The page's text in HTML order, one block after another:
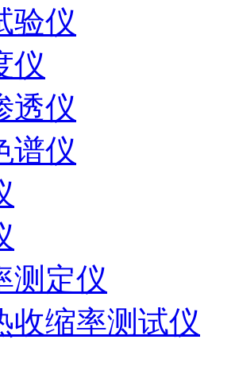
验仪
仪
透仪
谱仪
测定仪
收缩率测试仪